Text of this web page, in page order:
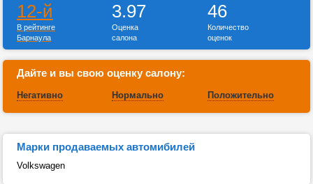
12-й
В рейтинге
Барнаула
3.97
Оценка
салона
46
Количество
оценок
Дайте и вы свою оценку салону:
Негативно Нормально Положительно
Марки продаваемых автомибилей
Volkswagen